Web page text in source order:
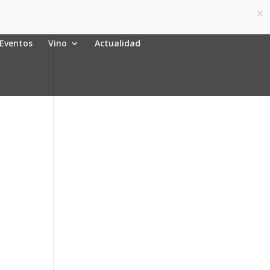
Eventos Vino Actualidad
×